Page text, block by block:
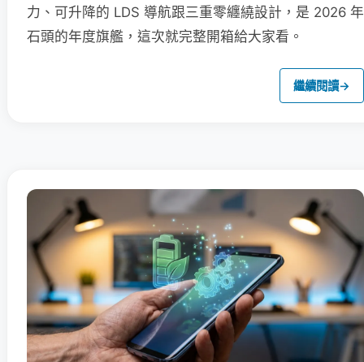
力、可升降的 LDS 導航跟三重零纏繞設計，是 2026 年
石頭的年度旗艦，這次就完整開箱給大家看。
繼續閱讀→